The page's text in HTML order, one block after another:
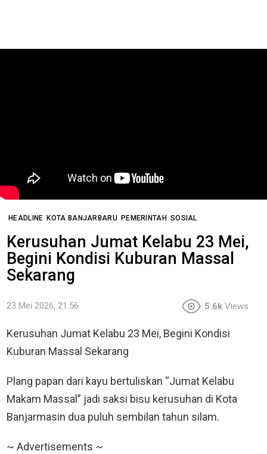
HEADLINE KOTA BANJARBARU PEMERINTAH SOSIAL
Kerusuhan Jumat Kelabu 23 Mei,
Begini Kondisi Kuburan Massal
Sekarang
23 Mei 2026, 21:56 5.6k Views
Kerusuhan Jumat Kelabu 23 Mei, Begini Kondisi
Kuburan Massal Sekarang
Plang papan dari kayu bertuliskan “Jumat Kelabu
Makam Massal” jadi saksi bisu kerusuhan di Kota
Banjarmasin dua puluh sembilan tahun silam.
~ Advertisements ~